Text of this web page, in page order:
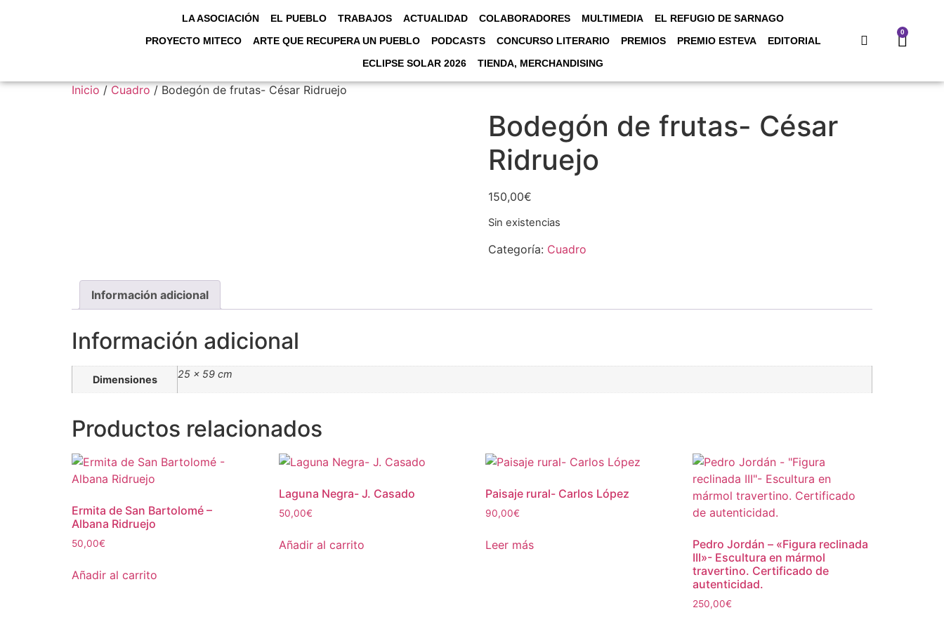
LA ASOCIACIÓN EL PUEBLO TRABAJOS ACTUALIDAD COLABORADORES MULTIMEDIA
EL REFUGIO DE SARNAGO
PROYECTO MITECO
ARTE QUE RECUPERA UN PUEBLO PODCASTS CONCURSO LITERARIO PREMIOS PREMIO ESTEVA
EDITORIAL
ECLIPSE SOLAR 2026
TIENDA, MERCHANDISING
0
Inicio / Cuadro / Bodegón de frutas- César Ridruejo
Bodegón de frutas- César
Ridruejo
150,00€
Sin existencias
Categoría: Cuadro
Información adicional
Información adicional
Dimensiones 25 × 59 cm
Productos relacionados
Ermita de San Bartolomé –
Albana Ridruejo
50,00€
Añadir al carrito
Laguna Negra- J. Casado
50,00€
Añadir al carrito
Paisaje rural- Carlos López
90,00€
Leer más
Pedro Jordán – «Figura reclinada
III»- Escultura en mármol
travertino. Certificado de
autenticidad.
250,00€